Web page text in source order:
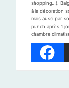
shopping…).
à la décoration
mais aussi par
punch après 1
chambre